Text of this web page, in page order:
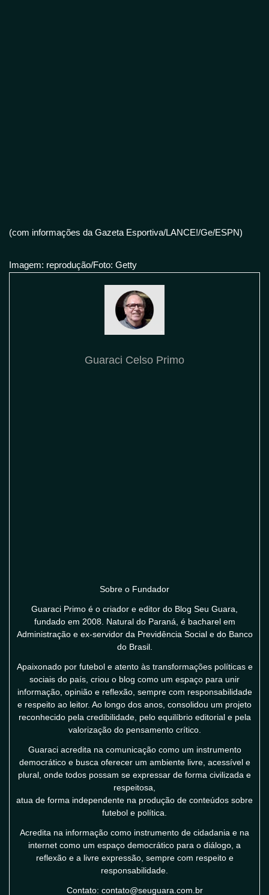
(com informações da Gazeta Esportiva/LANCE!/Ge/ESPN)
Imagem: reprodução/Foto: Getty
Guaraci Celso Primo
Sobre o Fundador
Guaraci Primo é o criador e editor do Blog Seu Guara,
fundado em 2008. Natural do Paraná, é bacharel em
Administração e ex-servidor da Previdência Social e do Banco
do Brasil.
Apaixonado por futebol e atento às transformações políticas e
sociais do país, criou o blog como um espaço para unir
informação, opinião e reflexão, sempre com responsabilidade
e respeito ao leitor. Ao longo dos anos, consolidou um projeto
reconhecido pela credibilidade, pelo equilíbrio editorial e pela
valorização do pensamento crítico.
Guaraci acredita na comunicação como um instrumento
democrático e busca oferecer um ambiente livre, acessível e
plural, onde todos possam se expressar de forma civilizada e
respeitosa,
atua de forma independente na produção de conteúdos sobre
futebol e política.
Acredita na informação como instrumento de cidadania e na
internet como um espaço democrático para o diálogo, a
reflexão e a livre expressão, sempre com respeito e
responsabilidade.
Contato: contato@seuguara.com.br